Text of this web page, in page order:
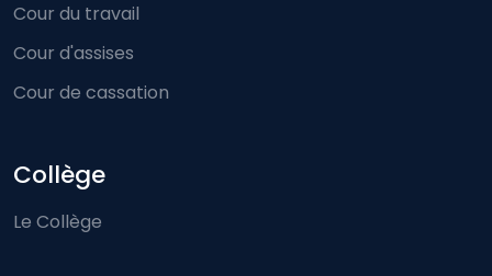
Cour du travail
Cour d'assises
Cour de cassation
Collège
Le Collège